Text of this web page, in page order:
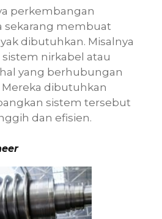
perkembangan
sekarang membuat
dibutuhkan. Misalnya
nirkabel atau
yang berhubungan
dibutuhkan
sistem tersebut
dan efisien.